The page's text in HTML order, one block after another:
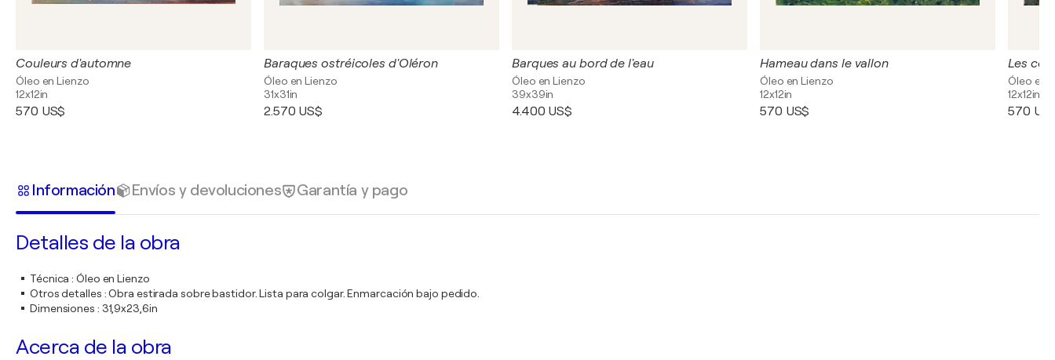
Couleurs d'automne
Óleo en Lienzo
12x12in
570 US$
Baraques ostréicoles d'Oléron
Óleo en Lienzo
31x31in
2.570 US$
Barques au bord de l'eau
Óleo en Lienzo
39x39in
4.400 US$
Hameau dans le vallon
Óleo en Lienzo
12x12in
570 US$
Les
Óleo en
12x12in
570
Información Envíos y devoluciones Garantía y pago
Detalles de la obra
Técnica :Óleo en Lienzo
Otros detalles :Obra estirada sobre bastidor. Lista para colgar. Enmarcación bajo pedido.
Dimensiones : 31,9x23,6in
Acerca de la obra